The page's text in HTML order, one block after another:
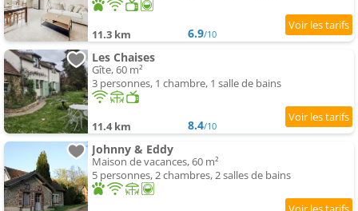
11.3 km 6.9/10
Les Chaises
Gîte, 60 m²
3 personnes, 1 chambre, 1 salle de bains
11.4 km 8.4/10
Johnny & Eddy
Maison de vacances, 60 m²
5 personnes, 2 chambres, 2 salles de bains